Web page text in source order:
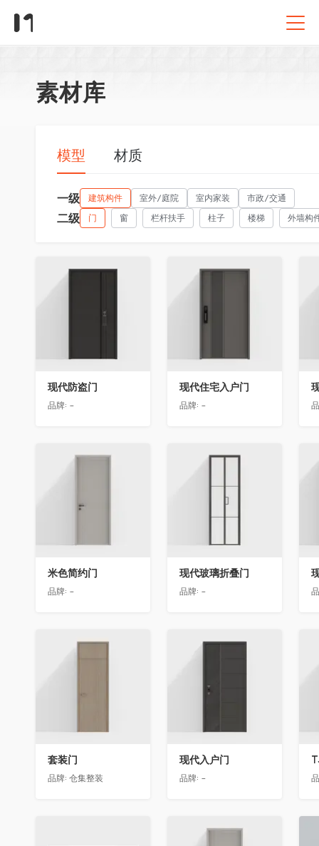
素材库
模型 材质
一级 建筑构件 室外/庭院 室内家装 市政/交通
二级 门 窗 栏杆扶手 柱子 楼梯 外墙构
收藏
现代防盗门
品牌: -
收藏
现代住宅入户门
品牌: -
收藏
米色简约门
品牌: -
收藏
现代玻璃折叠门
品牌: -
收藏
套装门
品牌: 仓集整装
收藏
现代入户门
品牌: -
收藏